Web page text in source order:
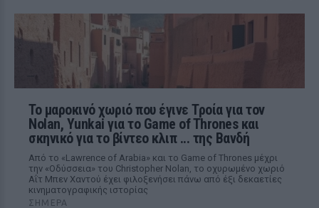
Το μαροκινό χωριό που έγινε Τροία για τον
Nolan, Yunkai για το Game of Thrones και
σκηνικό για το βίντεο κλιπ ... της Βανδή
Από το «Lawrence of Arabia» και το Game of Thrones μέχρι
την «Οδύσσεια» του Christopher Nolan, το οχυρωμένο χωριό
Αΐτ Μπεν Χαντού έχει φιλοξενήσει πάνω από έξι δεκαετίες
κινηματογραφικής ιστορίας
ΣΉΜΕΡΑ